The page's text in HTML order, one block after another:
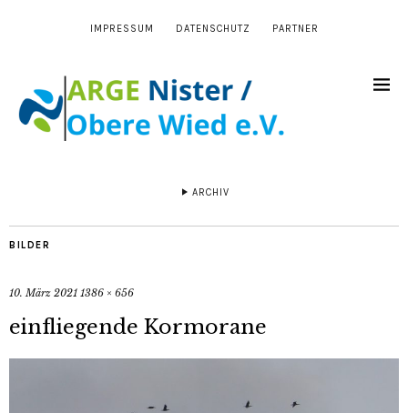
IMPRESSUM DATENSCHUTZ PARTNER
ARCHIV
BILDER
10. März 2021 1386 × 656
einfliegende Kormorane